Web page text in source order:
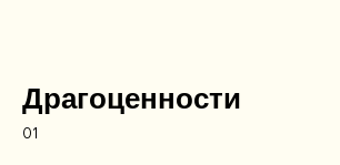
Драгоценности
01